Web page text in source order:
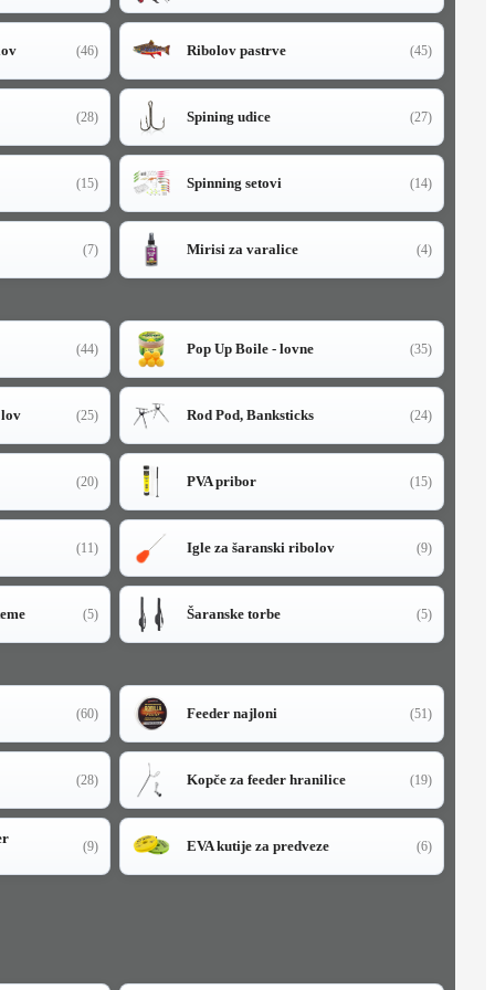
(46) Ribolov pastrve (45)
(28) Spining udice (27)
(15) Spinning setovi (14)
(7) Mirisi za varalice (4)
(44) Pop Up Boile - lovne (35)
(25) Rod Pod, Banksticks (24)
(20) PVA pribor (15)
(11) Igle za šaranski ribolov (9)
(5) Šaranske torbe (5)
(60) Feeder najloni (51)
(28) Kopče za feeder hranilice (19)
(9) EVA kutije za predveze (6)